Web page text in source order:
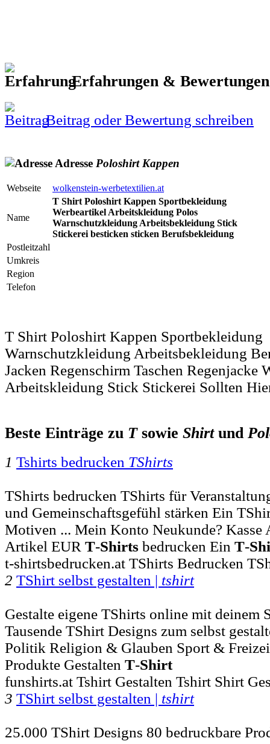
Erfahrungen &
Beitrag oder Bewertung schreiben
Adresse Poloshirt Kappen
Webseite wolkenstein-werbetextilien.at
Name
T Shirt Poloshirt Kappen Sportbekleidung
Werbeartikel Arbeitskleidung Polos
Warnschutzkleidung Arbeitsbekleidung Stick
Stickerei besticken sticken Berufsbekleidung
Postleitzahl
Umkreis
Region
Telefon
T Shirt Poloshirt Kappen Sportbekleidung
Warnschutzkleidung Arbeitsbekleidung
Jacken Regenschirm Taschen Regenjacke
Arbeitskleidung Stick Stickerei Sollten
Beste Einträge zu Tsowie Shirtund
1 Tshirts bedrucken TShirts
TShirts bedrucken TShirts für
und Gemeinschaftsgefühl stärken Ein
Motiven ... Mein Konto Neukunde? Kasse
Artikel EUR T-Shirts bedrucken Ein T-
t-shirtsbedrucken.at TShirts Bedrucken
2 TShirt selbst gestalten | tshirt
Gestalte eigene TShirts online mit deinem
Tausende TShirt Designs zum selbst
Politik Religion & Glauben Sport &
Produkte Gestalten T-Shirt
funshirts.at Tshirt Gestalten Tshirt Shirt
3 TShirt selbst gestalten | tshirt
25.000 TShirt Designs 80 bedruckbare